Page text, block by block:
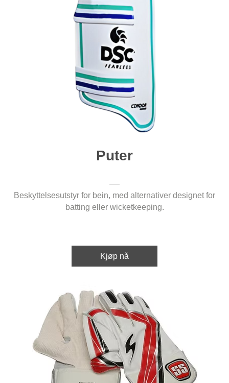
Puter
Beskyttelsesutstyr for bein, med alternativer designet for
batting eller wicketkeeping.
Kjøp nå